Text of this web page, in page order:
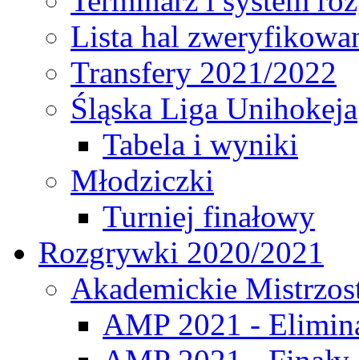
Lista hal
Transfery 2021/2022
Śląska Liga Unihokeja
Tabela i wyniki
Młodziczki
Turniej finałowy
Rozgrywki 2020/2021
Akademickie
AMP 2021 -